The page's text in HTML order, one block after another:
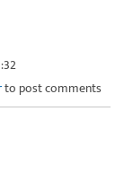
to post comments